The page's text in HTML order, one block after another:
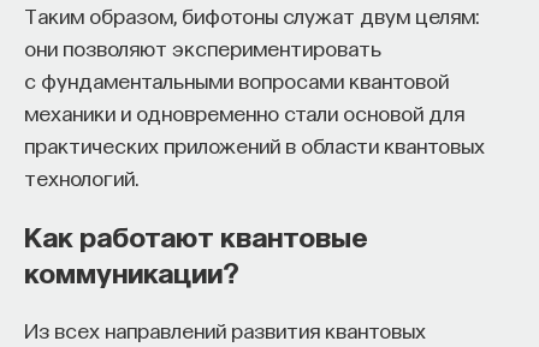
Таким образом, бифотоны служат двум целям:
они позволяют экспериментировать
с фундаментальными вопросами квантовой
механики и одновременно стали основой для
практических приложений в области квантовых
технологий.
Как работают квантовые
коммуникации?
Из всех направлений развития квантовых